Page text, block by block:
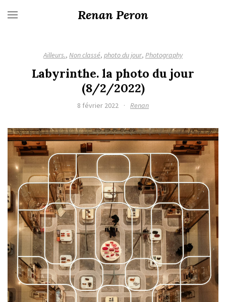
Renan Peron
Ailleurs., Non classé, photo du jour, Photography
Labyrinthe. la photo du jour
(8/2/2022)
8 février 2022 · Renan